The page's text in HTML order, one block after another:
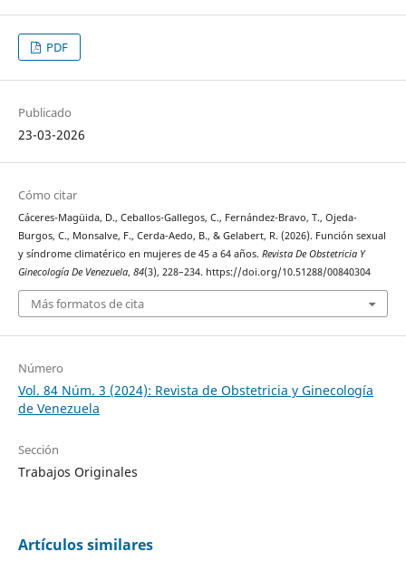
PDF
Publicado
23-03-2026
Cómo citar
Cáceres-Magüida, D., Ceballos-Gallegos, C., Fernández-Bravo, T., Ojeda-
Burgos, C., Monsalve, F., Cerda-Aedo, B., & Gelabert, R. (2026). Función sexual
y síndrome climatérico en mujeres de 45 a 64 años. Revista De Obstetricia Y
Ginecología De Venezuela, 84(3), 228–234. https://doi.org/10.51288/00840304
Más formatos de cita
Número
Vol. 84 Núm. 3 (2024): Revista de Obstetricia y Ginecología
de Venezuela
Sección
Trabajos Originales
Artículos similares